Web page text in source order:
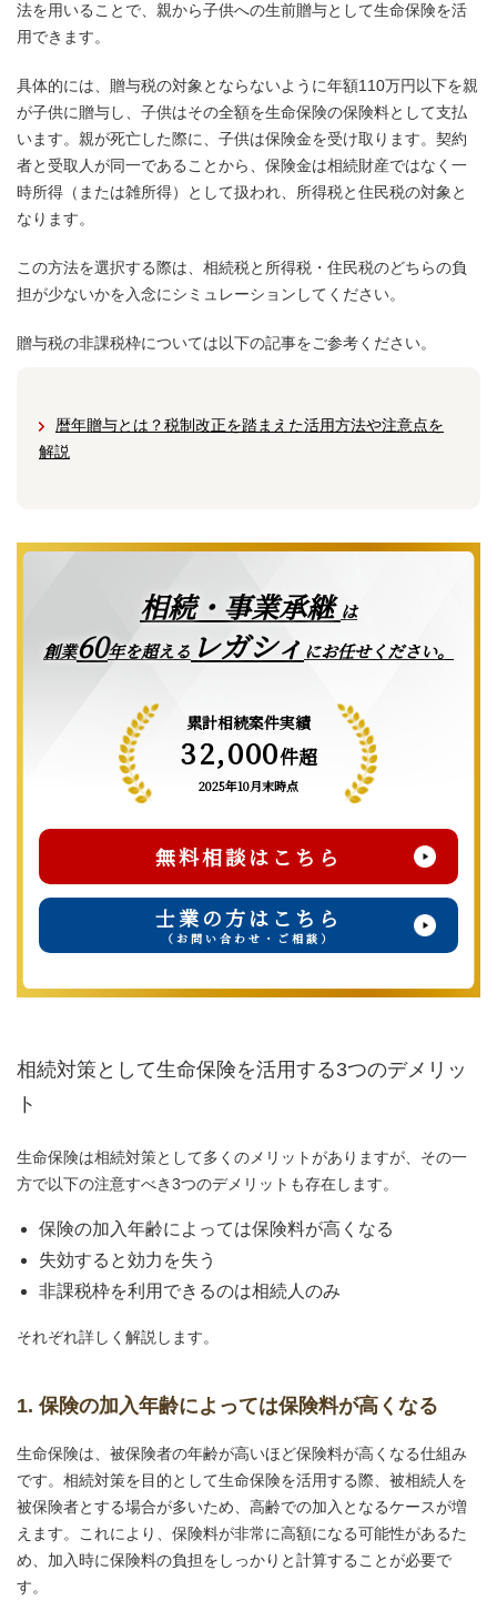
法を用いることで、親から子供への生前贈与として生命保険を活
用できます。
具体的には、贈与税の対象とならないように年額110万円以下を親
が子供に贈与し、子供はその全額を生命保険の保険料として支払
います。親が死亡した際に、子供は保険金を受け取ります。契約
者と受取人が同一であることから、保険金は相続財産ではなく一
時所得（または雑所得）として扱われ、所得税と住民税の対象と
なります。
この方法を選択する際は、相続税と所得税・住民税のどちらの負
担が少ないかを入念にシミュレーションしてください。
贈与税の非課税枠については以下の記事をご参考ください。
暦年贈与とは？税制改正を踏まえた活用方法や注意点を
解説
相続・事業承継は
創業60年を超える レガシィ にお任せください。
累計相続案件実績
32,000件超
2025年10月末時点
無料相談はこちら
士業の方はこちら
（お問い合わせ・ご相談）
相続対策として生命保険を活用する3つのデメリッ
ト
生命保険は相続対策として多くのメリットがありますが、その一
方で以下の注意すべき3つのデメリットも存在します。
保険の加入年齢によっては保険料が高くなる
失効すると効力を失う
非課税枠を利用できるのは相続人のみ
それぞれ詳しく解説します。
1. 保険の加入年齢によっては保険料が高くなる
生命保険は、被保険者の年齢が高いほど保険料が高くなる仕組み
です。相続対策を目的として生命保険を活用する際、被相続人を
被保険者とする場合が多いため、高齢での加入となるケースが増
えます。これにより、保険料が非常に高額になる可能性があるた
め、加入時に保険料の負担をしっかりと計算することが必要で
す。